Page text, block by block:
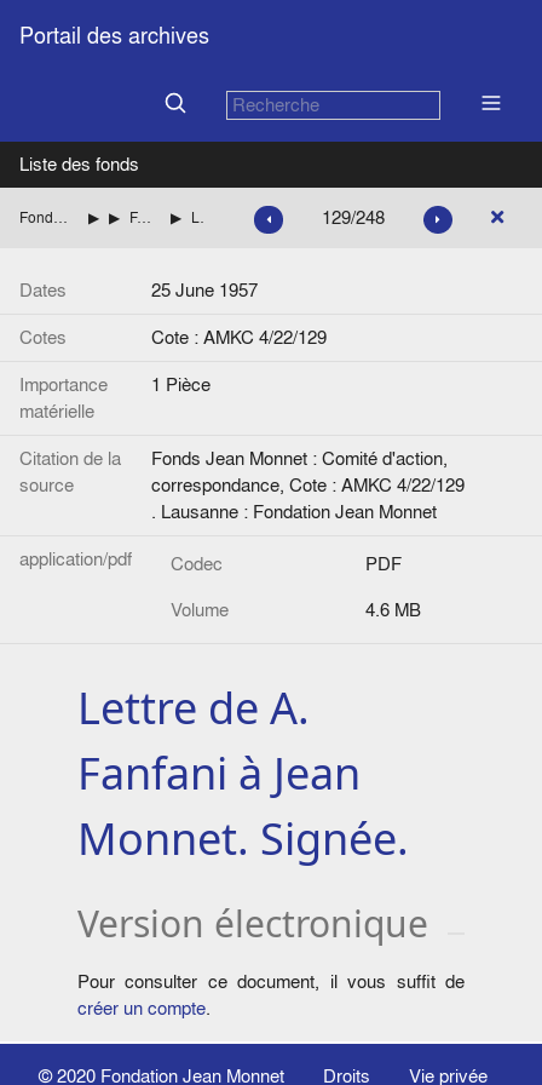
Portail des archives
Liste des fonds
Fonds Jean Monnet : Comité d'action, correspondance ITALIE
FANFANI Amintore (Démocratie chrétienne italienne) Lettre de A. Fanfani à Jean Monnet. Signée. 129/248
Dates
25 June 1957
Cotes
Cote : AMKC 4/22/129
Importance
matérielle
1 Pièce
Citation de la
source
Fonds Jean Monnet : Comité d'action,
correspondance, Cote : AMKC 4/22/129
. Lausanne : Fondation Jean Monnet
application/pdf
Codec
PDF
Volume
4.6 MB
Lettre de A.
Fanfani à Jean
Monnet. Signée.
Version électronique
Pour consulter ce document, il vous suffit de
créer un compte.
© 2020 Fondation Jean Monnet Droits Vie privée